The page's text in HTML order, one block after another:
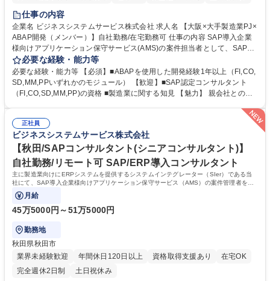
仕事の内容
企業名 ビジネスシステムサービス株式会社 求人名 【大阪×大手製造業PJ×
ABAP開発（メンバー）】自社勤務/在宅勤務可 仕事の内容 SAP導入企業
様向けアプリケーション保守サービス(AMS)の案件担当者として、SAPア
ドオン開発をお任せいたします。 【想定業務】設計～開発/改善提案/工数
管理/その他案件担当にかかる業務全般 【キャリア】 案件のメンバーとし
て参画し、上記業務に従事いただきます。 一通り弊社業務を理解いただい
た際には後輩指導やOJT、案件のサブリーダーなどを行っていただきたい
わせをしながらキャリアや業務の変更を実施できればと考えています。 募
集職種 【大阪×大手製造業PJ×ABAP開発（メンバー）】自社勤務/在宅勤
務可
必要な経験・能力等
必要な経験・能力等 【必須】■ABAPを使用した開発経験1年以上（FI,CO,
SD,MM,PPいずれかのモジュール） 【歓迎】■SAP認定コンサルタント
（FI,CO,SD,MM,PP)の資格 ■製造業に関する知見 【魅力】 親会社との業
ある顧客が多く、中小規模ながら大手企業の案件に上流から参画できる環
境です。また当社側で案件管理を担っているため働きやすい環境を整備し
ています。 学歴・資格 学歴：大学院 大学 高専 短大 専修学校 高校 語学
力： 資格：
正社員
ビジネスシステムサービス株式会社
【秋田/SAPコンサルタント(シニアコンサルタント)】
自社勤務/リモート可 SAP/ERP導入コンサルタント
主に製造業向けにERPシステムを提供するシステムインテグレーター（SIer）である当
社にて、SAP導入企業様向けアプリケーション保守サービス（AMS）の案件管理者をお
任せします。
月給
45万5000円～51万5000円
勤務地
秋田県秋田市
業界未経験歓迎
年間休日120日以上 資格取得支援あり
在宅OK
完全週休2日制
土日祝休み